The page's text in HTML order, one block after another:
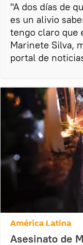
"A dos días de
es un alivio
tengo claro que
Marinete Silva,
portal de
América Latina
Asesinato de